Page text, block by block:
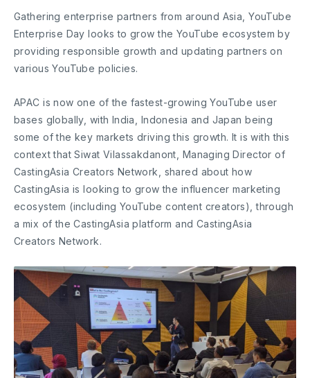
Gathering enterprise partners from around Asia, YouTube
Enterprise Day looks to grow the YouTube ecosystem by
providing responsible growth and updating partners on
various YouTube policies.
APAC is now one of the fastest-growing YouTube user
bases globally, with India, Indonesia and Japan being
some of the key markets driving this growth. It is with this
context that Siwat Vilassakdanont, Managing Director of
CastingAsia Creators Network, shared about how
CastingAsia is looking to grow the influencer marketing
ecosystem (including YouTube content creators), through
a mix of the CastingAsia platform and CastingAsia
Creators Network.